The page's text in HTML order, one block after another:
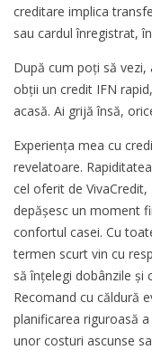
creditare implica
sau cardul înregistrat,
După cum poţi să
obţii un credit IFN
acasă. Ai grijă însă,
Experiența mea cu
revelatoare.
cel oferit de
depășesc un moment
confortul casei. Cu
termen scurt vin cu
să înțelegi dobânzile și
Recomand cu căldură
planificarea riguroasă
unor costuri ascunse